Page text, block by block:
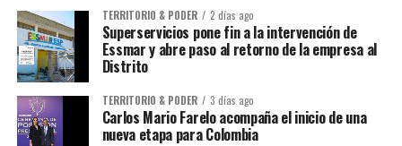
TERRITORIO & PODER 2 días ago
Superservicios pone fin a la intervención de
Essmar y abre paso al retorno de la empresa al
Distrito
TERRITORIO & PODER 3 días ago
Carlos Mario Farelo acompaña el inicio de una
nueva etapa para Colombia